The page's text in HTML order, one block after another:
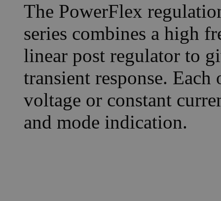
The PowerFlex
series combines a high
linear post regulator to
transient response.
voltage or constant
and mode indication.